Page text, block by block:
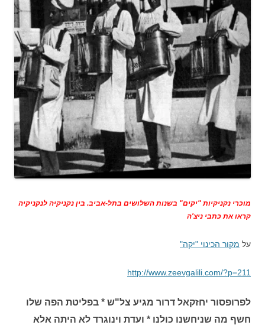
מוכרי נקניקיות "יקים" בשנות השלושים בתל-אביב. בין נקניקיה לנקניקיה
קראו את כתבי ניצ'ה
על מקור הכינוי "יקה"
http://www.zeevgalili.com/?p=211
לפרופסור יחזקאל דרור מגיע צל"ש * בפליטת הפה שלו
חשף מה שניחשנו כולנו * ועדת וינוגרד לא היתה אלא